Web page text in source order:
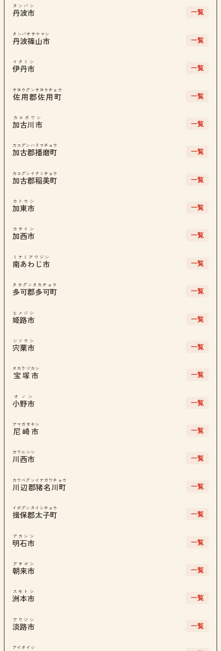
丹波市
タンバシ
一覧
丹波篠山市
タンバササヤマシ
一覧
伊丹市
イタミシ
一覧
佐用郡佐用町
サヨウグンサヨウチョウ
一覧
加古川市
カコガワシ
一覧
加古郡播磨町
カコグンハリマチョウ
一覧
加古郡稲美町
カコグンイナミチョウ
一覧
加東市
カトウシ
一覧
加西市
カサイシ
一覧
南あわじ市
ミナミアワジシ
一覧
多可郡多可町
タカグンタカチョウ
一覧
姫路市
ヒメジシ
一覧
宍粟市
シソウシ
一覧
宝塚市
タカラヅカシ
一覧
小野市
オノシ
一覧
尼崎市
アマガサキシ
一覧
川西市
カワニシシ
一覧
川辺郡猪名川町
カワベグンイナガワチョウ
一覧
揖保郡太子町
イボグンタイシチョウ
一覧
明石市
アカシシ
一覧
朝来市
アサゴシ
一覧
洲本市
スモトシ
一覧
淡路市
アワジシ
一覧
アイオイシ